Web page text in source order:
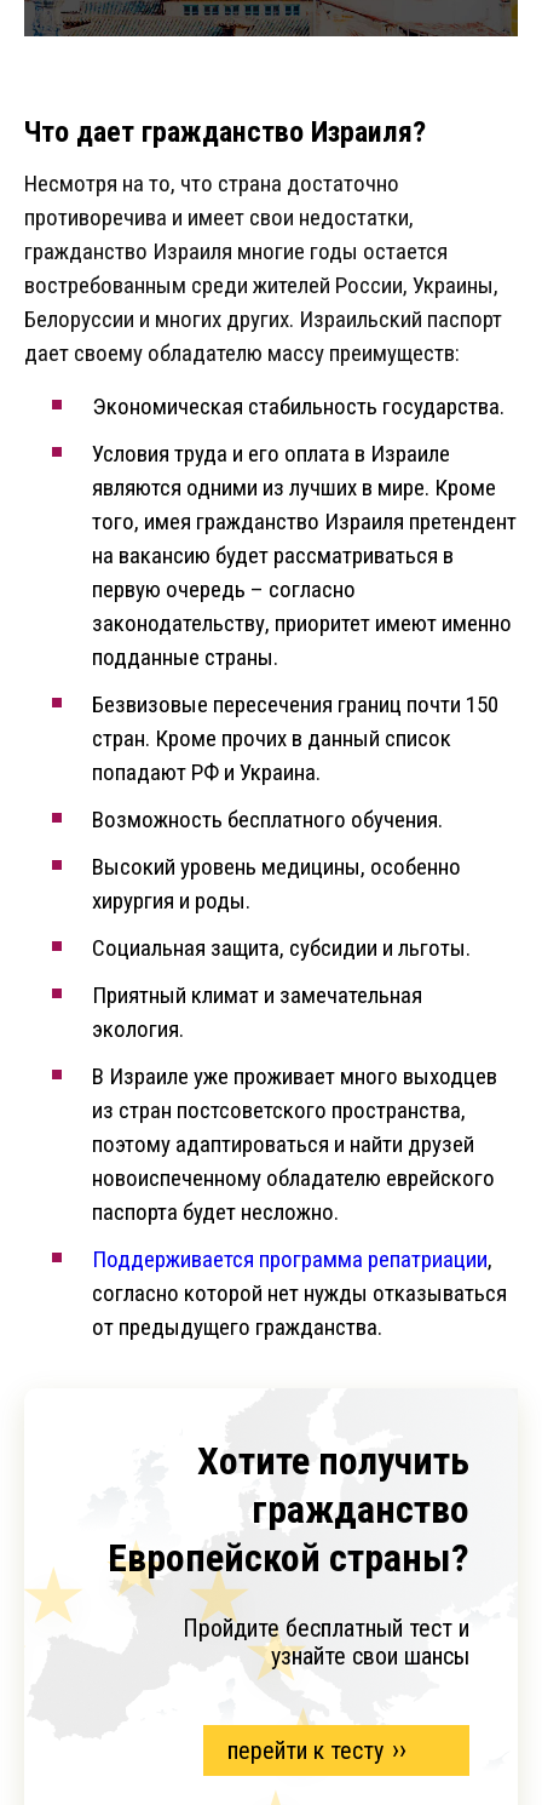
Что дает гражданство Израиля?
Несмотря на то, что страна достаточно
противоречива и имеет свои недостатки,
гражданство Израиля многие годы остается
востребованным среди жителей России, Украины,
Белоруссии и многих других. Израильский паспорт
дает своему обладателю массу преимуществ:
Экономическая стабильность государства.
Условия труда и его оплата в Израиле
являются одними из лучших в мире. Кроме
того, имея гражданство Израиля претендент
на вакансию будет рассматриваться в
первую очередь – согласно
законодательству, приоритет имеют именно
подданные страны.
Безвизовые пересечения границ почти 150
стран. Кроме прочих в данный список
попадают РФ и Украина.
Возможность бесплатного обучения.
Высокий уровень медицины, особенно
хирургия и роды.
Социальная защита, субсидии и льготы.
Приятный климат и замечательная
экология.
В Израиле уже проживает много выходцев
из стран постсоветского пространства,
поэтому адаптироваться и найти друзей
новоиспеченному обладателю еврейского
паспорта будет несложно.
Поддерживается программа репатриации,
согласно которой нет нужды отказываться
от предыдущего гражданства.
Хотите получить
гражданство
Европейской страны?
Пройдите бесплатный тест и
узнайте свои шансы
перейти к тесту